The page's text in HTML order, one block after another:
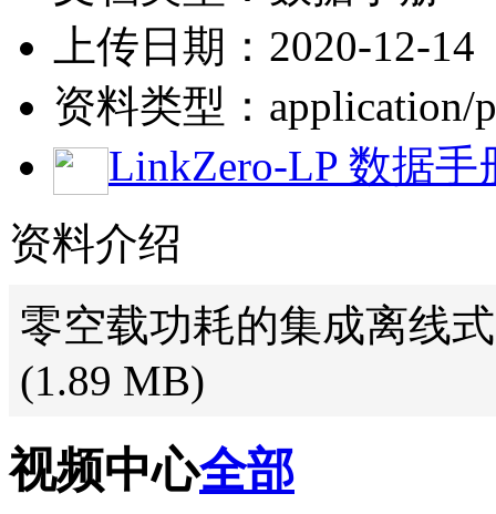
上传日期：2020-12-14
资料类型：application/
LinkZero-LP 数据手
资料介绍
零空载功耗的集成离线
(1.89 MB)
视频中心全部